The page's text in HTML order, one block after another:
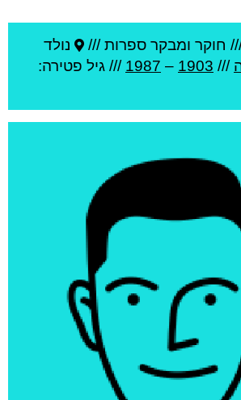
חוקר ומבקר ספרות ///
נולד
///
1903
–
1987 /// גיל פטירה: